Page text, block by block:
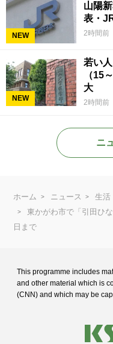
NEW
山陽
表・
2時間前
NEW
若い
（15
大
2時間前
ニ
ホーム ニュース
生活
東かがわ市で「引田ひ
日まで
This programme includes
and other material which is
(CNN) and which may be